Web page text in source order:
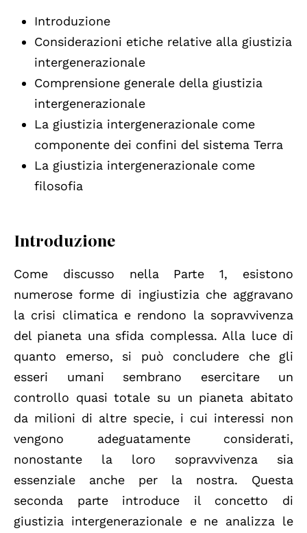
Introduzione
Considerazioni etiche relative alla giustizia
intergenerazionale
Comprensione generale della giustizia
intergenerazionale
La giustizia intergenerazionale come
componente dei confini del sistema Terra
La giustizia intergenerazionale come
filosofia
Introduzione
Come discusso nella Parte 1, esistono
numerose forme di ingiustizia che aggravano
la crisi climatica e rendono la sopravvivenza
del pianeta una sfida complessa. Alla luce di
quanto emerso, si può concludere che gli
esseri umani sembrano esercitare un
controllo quasi totale su un pianeta abitato
da milioni di altre specie, i cui interessi non
vengono adeguatamente considerati,
nonostante la loro sopravvivenza sia
essenziale anche per la nostra. Questa
seconda parte introduce il concetto di
giustizia intergenerazionale e ne analizza le